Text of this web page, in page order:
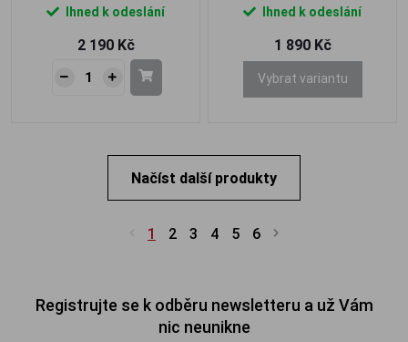
Ihned k odeslání
2 190 Kč
Ihned k odeslání
1 890 Kč
Vybrat variantu
Načíst další produkty
1 2 3 4 5 6
Registrujte se k odběru newsletteru a už Vám
nic neunikne